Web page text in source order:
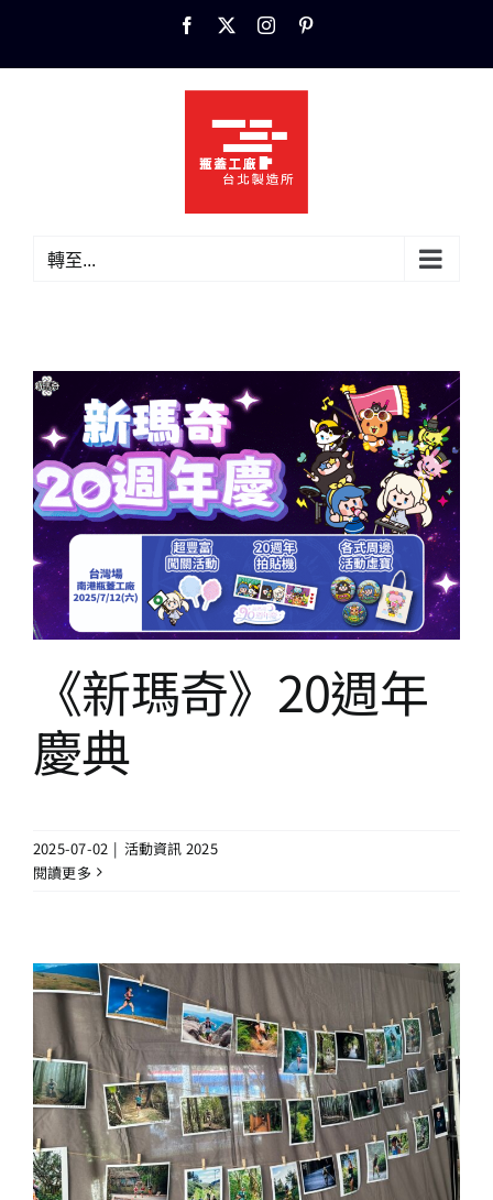
content
Facebook Instagram
轉至...
《新瑪奇》20週年慶典
活動資訊 2025
《新瑪奇》20週年
慶典
2025-07-02 | 活動資訊 2025
閱讀更多
2025 越野盛典
活動紀錄2025